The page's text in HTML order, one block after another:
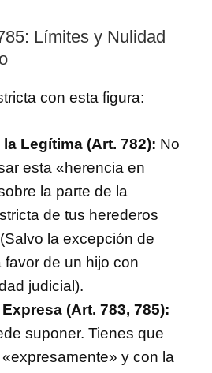
Límites y Nulidad
con esta figura:
Legítima (Art. 782): No
esta «herencia en
la parte de la
de tus herederos
la excepción de
favor de un hijo con
judicial).
(Art. 783, 785):
suponer. Tienes que
y con la